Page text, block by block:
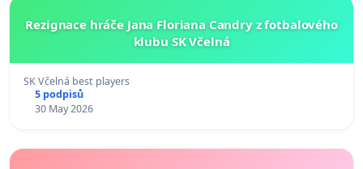
Rezignace hráče Jana Floriana Candry z fotbalového
klubu SK Včelná
SK Včelná best players
5 podpisů
30 May 2026